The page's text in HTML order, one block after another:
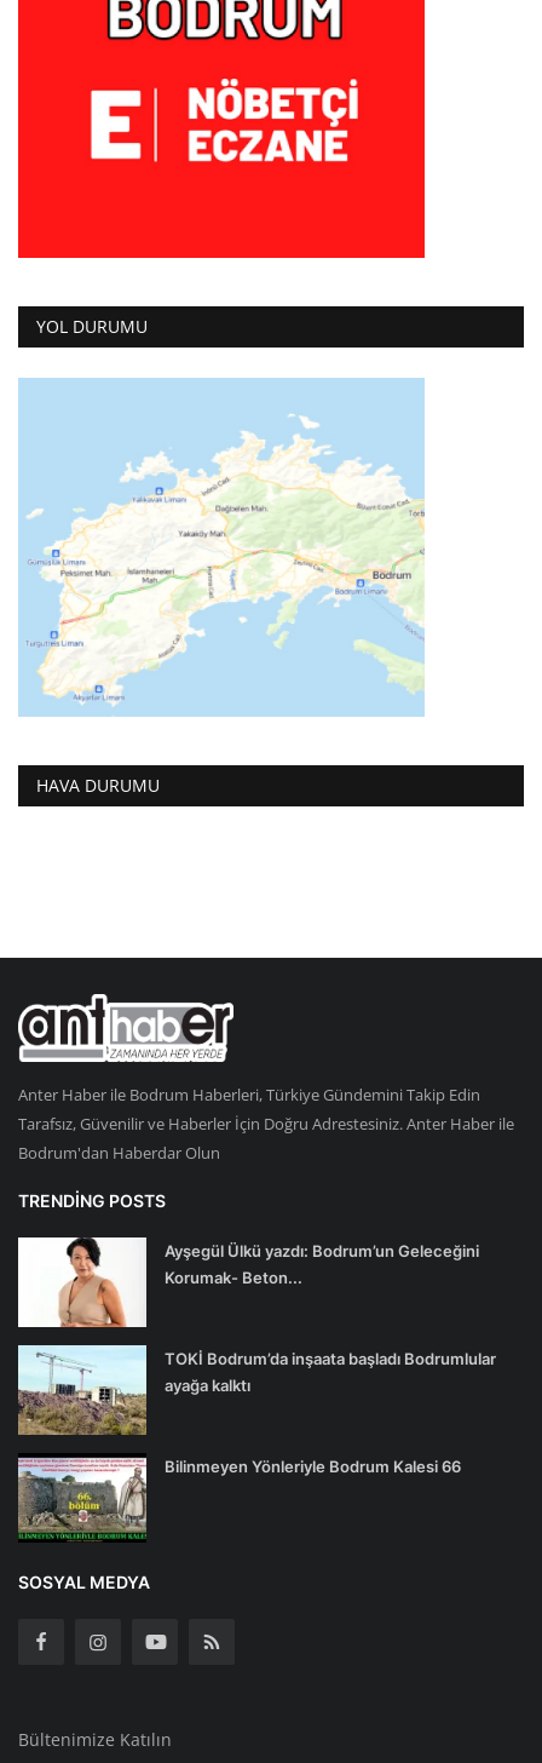
YOL DURUMU
HAVA DURUMU
Anter Haber ile Bodrum Haberleri, Türkiye Gündemini Takip Edin
Tarafsız, Güvenilir ve Haberler İçin Doğru Adrestesiniz. Anter Haber ile
Bodrum'dan Haberdar Olun
TRENDING POSTS
Ayşegül Ülkü yazdı: Bodrum’un Geleceğini
Korumak- Beton...
TOKİ Bodrum’da inşaata başladı Bodrumlular
ayağa kalktı
Bilinmeyen Yönleriyle Bodrum Kalesi 66
SOSYAL MEDYA
Bültenimize Katılın